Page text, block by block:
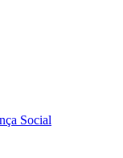
Social